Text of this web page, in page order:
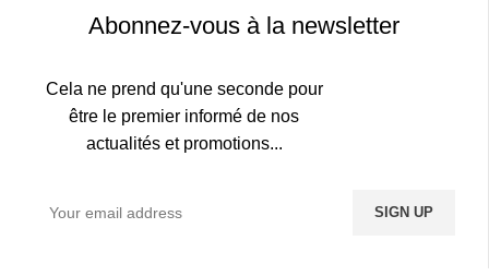
Abonnez-vous à la newsletter
Cela ne prend qu'une seconde pour
être le premier informé de nos
actualités et promotions...